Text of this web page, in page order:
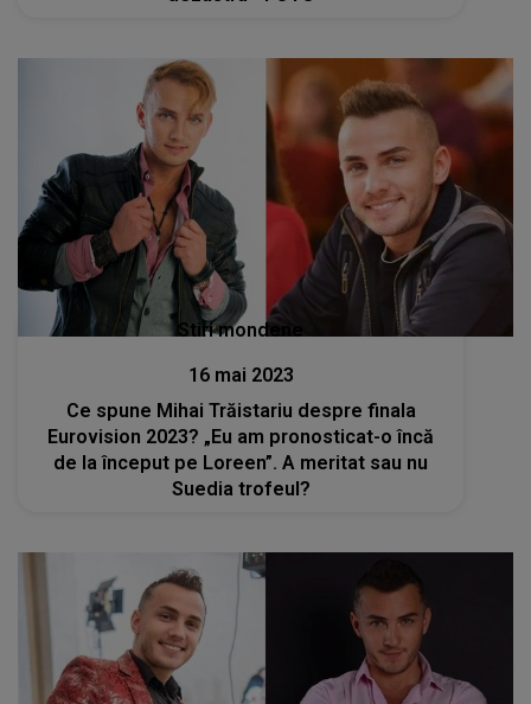
Stiri mondene
16 mai 2023
Ce spune Mihai Trăistariu despre finala
Eurovision 2023? „Eu am pronosticat-o încă
de la început pe Loreen”. A meritat sau nu
Suedia trofeul?